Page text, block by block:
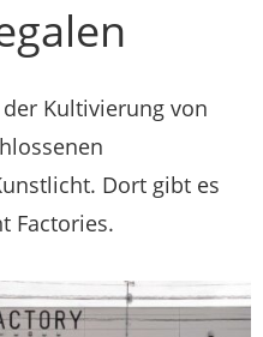
Kultivierung von
Dort gibt es
Factories.